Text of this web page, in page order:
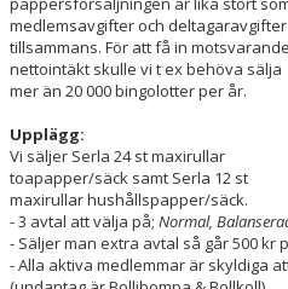
medlemsavgifter och deltagaravgifter
tillsammans. För att få in motsvarande
nettointäkt skulle vi t ex behöva sälja
mer än 20 000 bingolotter per år.
Upplägg:
Vi säljer Serla 24 st maxirullar
toapapper/säck samt Serla 12 st
maxirullar hushållspapper/säck.
- 3 avtal att välja på; Normal,
- Säljer man extra avtal så går 500 kr
- Alla aktiva medlemmar är skyldiga